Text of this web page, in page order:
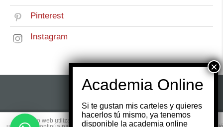
Pinterest
Instagram
Este sitio web utiliza cookies para que usted tenga la mejor experiencia de
Si te gustan mis carteles y quieres
hacerlos tú mismo, ya tenemos
disponible la academia online